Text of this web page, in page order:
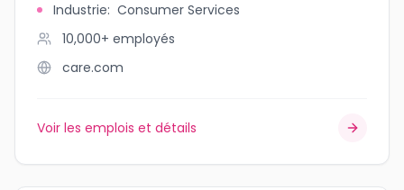
Industrie: Consumer Services
10,000+ employés
care.com
Voir les emplois et détails